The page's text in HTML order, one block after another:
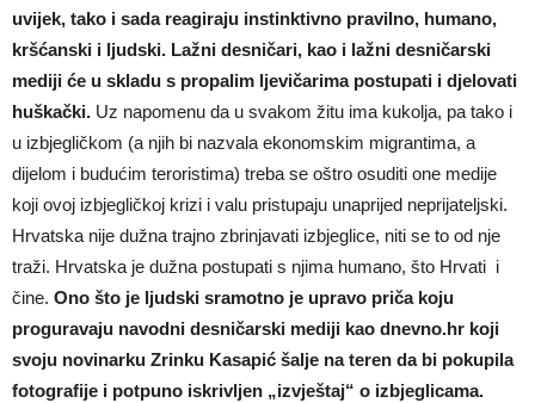
uvijek, tako i sada reagiraju instinktivno pravilno, humano,
kršćanski i ljudski. Lažni desničari, kao i lažni desničarski
mediji će u skladu s propalim ljevičarima postupati i djelovati
huškački. Uz napomenu da u svakom žitu ima kukolja, pa tako i
u izbjegličkom (a njih bi nazvala ekonomskim migrantima, a
dijelom i budućim teroristima) treba se oštro osuditi one medije
koji ovoj izbjegličkoj krizi i valu pristupaju unaprijed neprijateljski.
Hrvatska nije dužna trajno zbrinjavati izbjeglice, niti se to od nje
traži. Hrvatska je dužna postupati s njima humano, što Hrvati i
čine. Ono što je ljudski sramotno je upravo priča koju
proguravaju navodni desničarski mediji kao dnevno.hr koji
svoju novinarku Zrinku Kasapić šalje na teren da bi pokupila
fotografije i potpuno iskrivljen „izvještaj“ o izbjeglicama.